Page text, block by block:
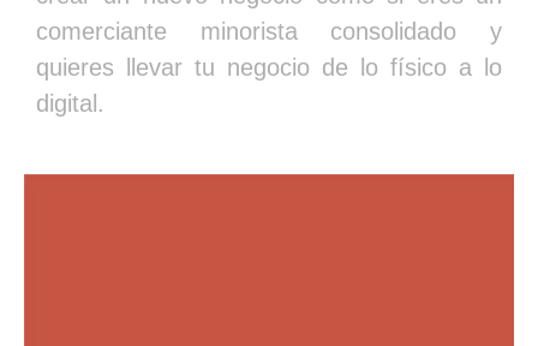
comerciante minorista consolidado y
quieres llevar tu negocio de lo físico a lo
digital.